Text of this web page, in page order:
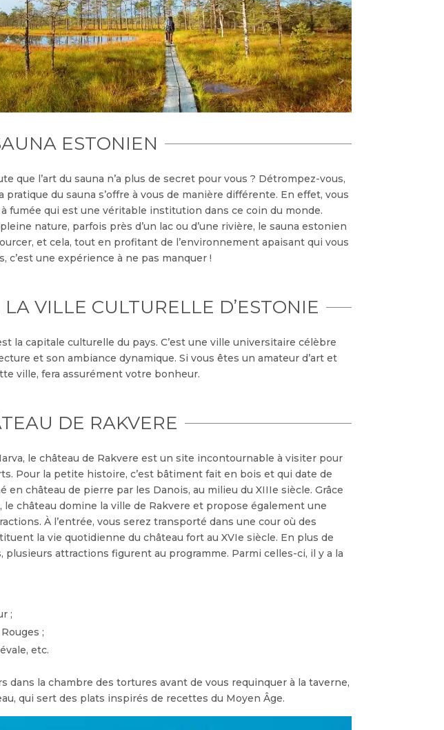
ESTONIEN
que l’art du sauna n’a plus de secret pour vous ? Détrompez-vous,
pratique du sauna s’offre à vous de manière différente. En effet, vous
fumée qui est une véritable institution dans ce coin du monde.
nature, parfois près d’un lac ou d’une rivière, le sauna estonien
et cela, tout en profitant de l’environnement apaisant qui vous
c’est une expérience à ne pas manquer !
VILLE CULTURELLE D’ESTONIE
la capitale culturelle du pays. C’est une ville universitaire célèbre
et son ambiance dynamique. Si vous êtes un amateur d’art et
ville, fera assurément votre bonheur.
DE RAKVERE
le château de Rakvere est un site incontournable à visiter pour
Pour la petite histoire, c’est bâtiment fait en bois et qui date de
en château de pierre par les Danois, au milieu du XIIIe siècle. Grâce
château domine la ville de Rakvere et propose également une
À l’entrée, vous serez transporté dans une cour où des
la vie quotidienne du château fort au XVIe siècle. En plus de
attractions figurent au programme. Parmi celles-ci, il y a la
;
;
etc.
dans la chambre des tortures avant de vous requinquer à la taverne,
qui sert des plats inspirés de recettes du Moyen Âge.